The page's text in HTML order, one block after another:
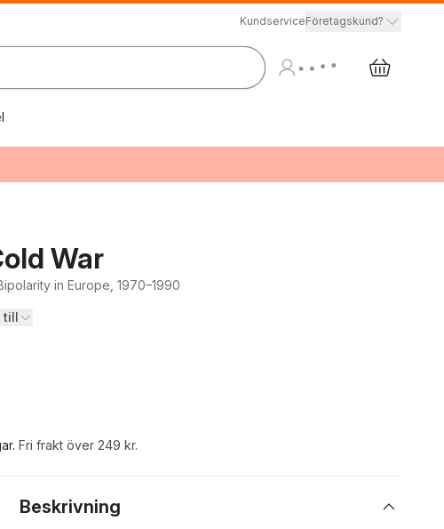
KundserviceFöretagskund?
War
in Europe, 1970–1990
till
. Fri frakt över 249 kr.
Beskrivning